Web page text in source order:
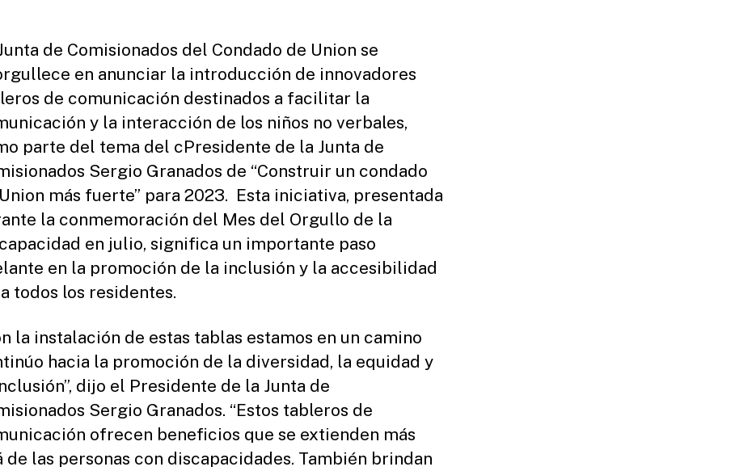
ra
r
de Comisionados del Condado de Union se
en anunciar la introducción de innovadores
de comunicación destinados a facilitar la
y la interacción de los niños no verbales,
parte del tema del cPresidente de la Junta de
Sergio Granados de “Construir un condado
más fuerte” para 2023. Esta iniciativa, presentada
la conmemoración del Mes del Orgullo de la
en julio, significa un importante paso
en la promoción de la inclusión y la accesibilidad
todos los residentes.
la instalación de estas tablas estamos en un camino
hacia la promoción de la diversidad, la equidad y
dijo el Presidente de la Junta de
Sergio Granados. “Estos tableros de
ofrecen beneficios que se extienden más
de las personas con discapacidades. También brindan